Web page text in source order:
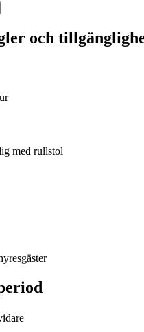
och
med rullstol